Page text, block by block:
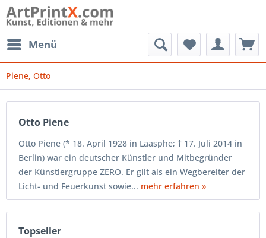
Menü
Piene, Otto
Otto Piene
Otto Piene (* 18. April 1928 in Laasphe; † 17. Juli 2014 in
Berlin) war ein deutscher Künstler und Mitbegründer
der Künstlergruppe ZERO. Er gilt als ein Wegbereiter der
Licht- und Feuerkunst sowie... mehr erfahren »
Topseller